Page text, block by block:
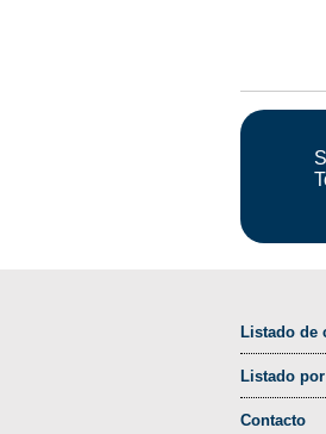
Listado de
Listado
Contacto